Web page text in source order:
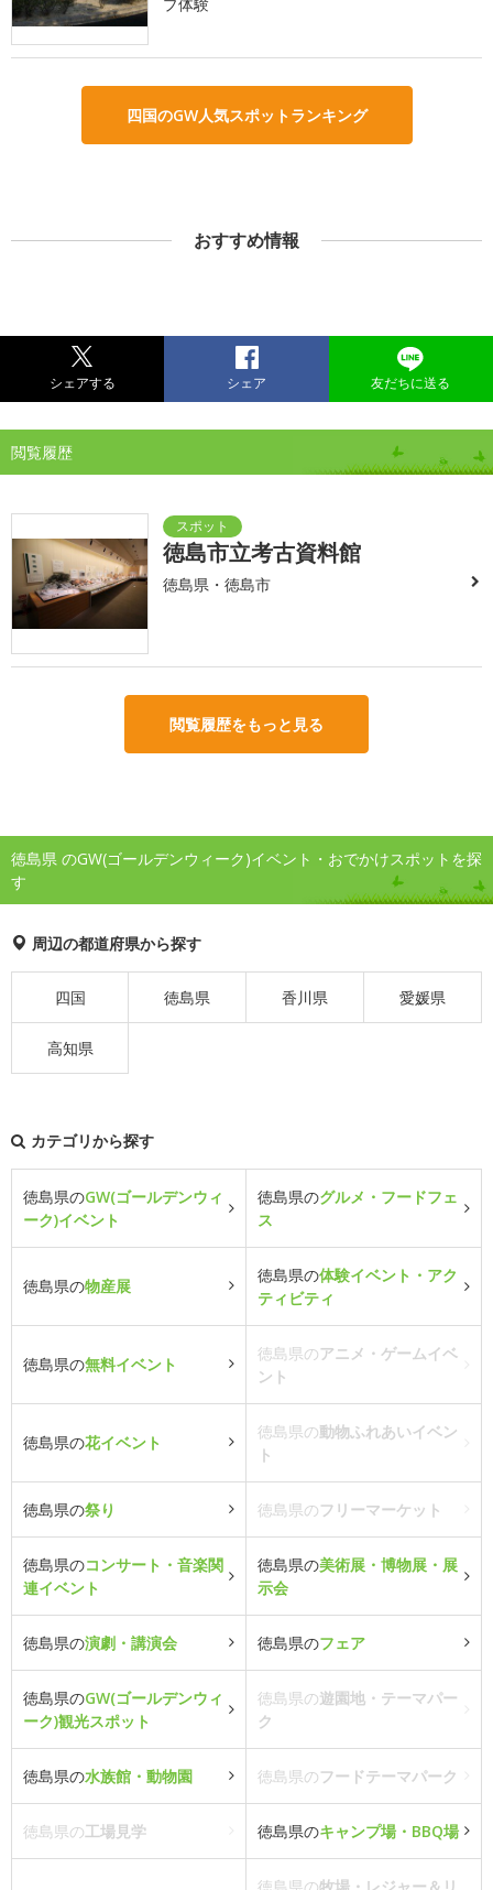
四国のGW人気スポットランキング
おすすめ情報
シェアする シェア 友だちに送る
閲覧履歴
徳島市立考古資料館
徳島県・徳島市
閲覧履歴をもっと見る
徳島県 のGW(ゴールデンウィーク)イベント・おでかけスポットを探
す
周辺の都道府県から探す
四国 徳島県 香川県 愛媛県
高知県
カテゴリから探す
徳島県のGW(ゴールデンウィ
ーク)イベント
徳島県のグルメ・フードフェ
ス
徳島県の物産展
徳島県の体験イベント・アク
ティビティ
徳島県の無料イベント
徳島県のアニメ・ゲームイベ
ント
徳島県の花イベント
徳島県の動物ふれあいイベン
ト
徳島県の祭り 徳島県のフリーマーケット
徳島県のコンサート・音楽関
連イベント
徳島県の美術展・博物展・展
示会
徳島県の演劇・講演会 徳島県のフェア
徳島県のGW(ゴールデンウィ
ーク)観光スポット
徳島県の遊園地・テーマパー
ク
徳島県の水族館・動物園 徳島県のフードテーマパーク
徳島県の工場見学 徳島県のキャンプ場・BBQ場
徳島県の牧場・レジャー＆リ